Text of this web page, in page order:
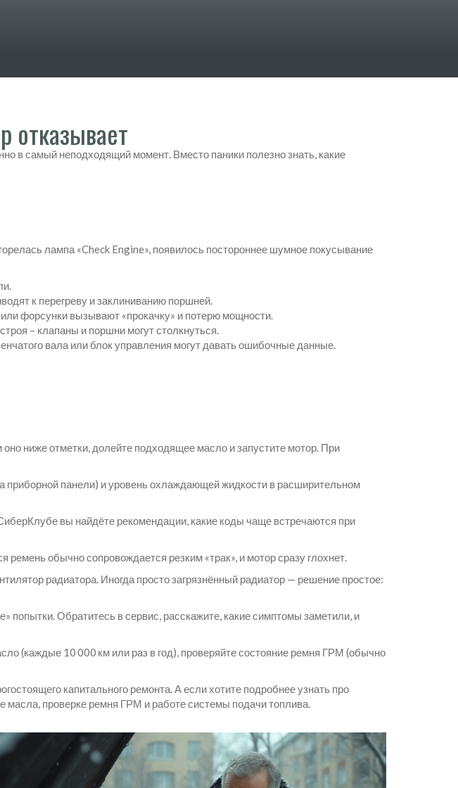
отказывает
в самый неподходящий момент. Вместо паники полезно знать, какие
лампа «Check Engine», появилось постороннее шумное покусывание
к перегреву и заклиниванию поршней.
форсунки вызывают «прокачку» и потерю мощности.
– клапаны и поршни могут столкнуться.
вала или блок управления могут давать ошибочные данные.
ниже отметки, долейте подходящее масло и запустите мотор. При
панели) и уровень охлаждающей жидкости в расширительном
вы найдёте рекомендации, какие коды чаще встречаются при
обычно сопровождается резким «трак», и мотор сразу глохнет.
радиатора. Иногда просто загрязнённый радиатор — решение простое:
попытки. Обратитесь в сервис, расскажите, какие симптомы заметили, и
(каждые 10 000 км или раз в год), проверяйте состояние ремня ГРМ (обычно
капитального ремонта. А если хотите подробнее узнать про
масла, проверке ремня ГРМ и работе системы подачи топлива.